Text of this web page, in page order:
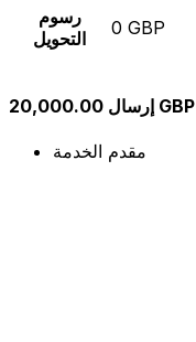
رسوم
التحويل
0 GBP
إرسال 20,000.00 GBP
مقدم الخدمة